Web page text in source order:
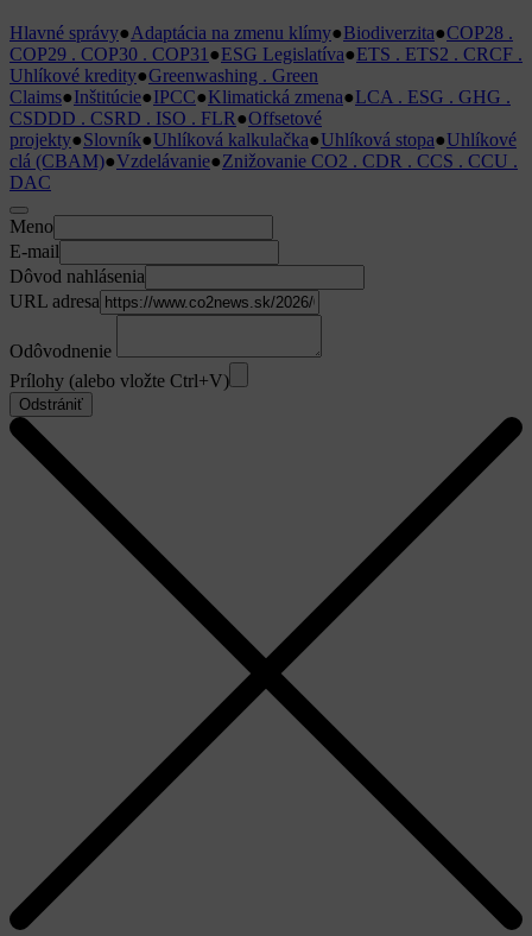
Hlavné správy●Adaptácia na zmenu klímy●Biodiverzita●COP28 .
COP29 . COP30 . COP31●ESG Legislatíva●ETS . ETS2 . CRCF .
Uhlíkové kredity●Greenwashing . Green
Claims●Inštitúcie●IPCC●Klimatická zmena●LCA . ESG . GHG .
CSDDD . CSRD . ISO . FLR●Offsetové
projekty●Slovník●Uhlíková kalkulačka●Uhlíková stopa●Uhlíkové
clá (CBAM)●Vzdelávanie●Znižovanie CO2 . CDR . CCS . CCU .
DAC
Meno
E-mail
Dôvod nahlásenia
URL adresa
Odôvodnenie
Prílohy (alebo vložte Ctrl+V)
Odstrániť